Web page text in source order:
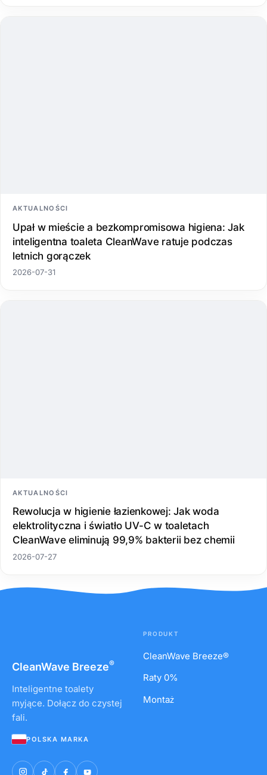
AKTUALNOŚCI
Upał w mieście a bezkompromisowa higiena: Jak
inteligentna toaleta CleanWave ratuje podczas
letnich gorączek
2026-07-31
AKTUALNOŚCI
Rewolucja w higienie łazienkowej: Jak woda
elektrolityczna i światło UV-C w toaletach
CleanWave eliminują 99,9% bakterii bez chemii
2026-07-27
CleanWave Breeze®
Inteligentne toalety
myjące. Dołącz do czystej
fali.
POLSKA MARKA
PRODUKT
CleanWave Breeze®
Raty 0%
Montaż